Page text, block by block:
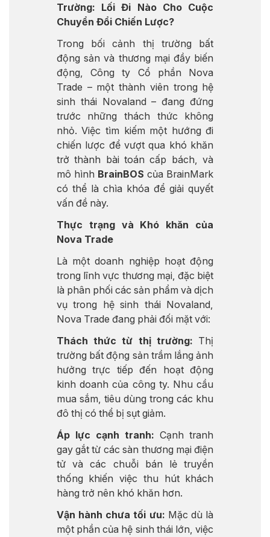
Trường: Lối Đi Nào Cho Cuộc
Chuyển Đổi Chiến Lược?
Trong bối cảnh thị trường bất
động sản và thương mại đầy biến
động, Công ty Cổ phần Nova
Trade – một thành viên trong hệ
sinh thái Novaland – đang đứng
trước những thách thức không
nhỏ. Việc tìm kiếm một hướng đi
chiến lược để vượt qua khó khăn
trở thành bài toán cấp bách, và
mô hình BrainBOS của BrainMark
có thể là chìa khóa để giải quyết
vấn đề này.
Thực trạng và Khó khăn của
Nova Trade
Là một doanh nghiệp hoạt động
trong lĩnh vực thương mại, đặc biệt
là phân phối các sản phẩm và dịch
vụ trong hệ sinh thái Novaland,
Nova Trade đang phải đối mặt với:
Thách thức từ thị trường: Thị
trường bất động sản trầm lắng ảnh
hưởng trực tiếp đến hoạt động
kinh doanh của công ty. Nhu cầu
mua sắm, tiêu dùng trong các khu
đô thị có thể bị sụt giảm.
Áp lực cạnh tranh: Cạnh tranh
gay gắt từ các sàn thương mại điện
tử và các chuỗi bán lẻ truyền
thống khiến việc thu hút khách
hàng trở nên khó khăn hơn.
Vận hành chưa tối ưu: Mặc dù là
một phần của hệ sinh thái lớn, việc